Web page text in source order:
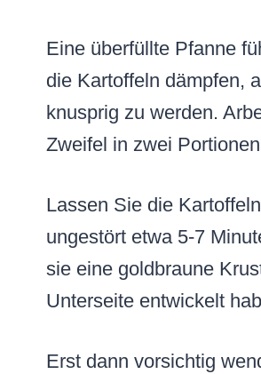
Eine überfüllte Pfanne
die Kartoffeln dämpfen,
knusprig zu werden.
Zweifel in zwei
Lassen Sie die
ungestört etwa 5-7
sie eine goldbraune
Unterseite entwickelt
Erst dann vorsichtig